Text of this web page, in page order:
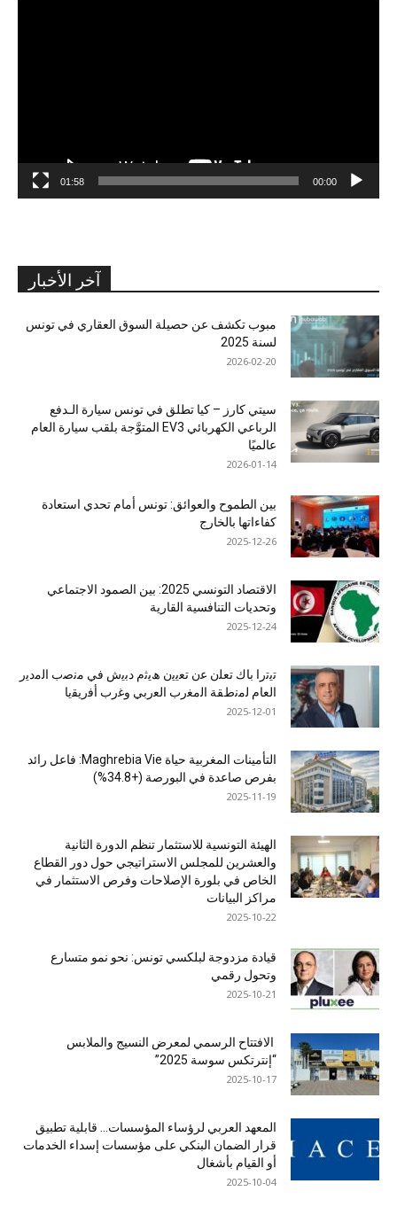
00:00
01:58
آخر الأخبار
مبوب تكشف عن حصيلة السوق العقاري في تونس
لسنة 2025
2026-02-20
سيتي كارز – كيا تطلق في تونس سيارة الـدفع
الرباعي الكهربائي EV3 المتوَّجة بلقب سيارة العام
عالميًا
2026-01-14
بين الطموح والعوائق: تونس أمام تحدي استعادة
كفاءاتها بالخارج
2025-12-26
الاقتصاد التونسي 2025: بين الصمود الاجتماعي
وتحديات التنافسية القارية
2025-12-24
ﺗﯾﺗرا ﺑﺎك ﺗﻌﻠن ﻋن ﺗﻌﯾﯾن ھﯾﺛم دﺑﯾش ﻓﻲ ﻣﻧﺻب اﻟﻣدﯾر
اﻟﻌﺎم ﻟﻣﻧطﻘﺔ اﻟﻣﻐرب اﻟﻌرﺑﻲ وﻏرب أﻓرﯾﻘﯾﺎ
2025-12-01
التأمينات المغربية حياة Maghrebia Vie: فاعل رائد
بفرص صاعدة في البورصة (+34.8%)
2025-11-19
الهيئة التونسية للاستثمار تنظم الدورة الثانية
والعشرين للمجلس الاستراتيجي حول دور القطاع
الخاص في بلورة الإصلاحات وفرص الاستثمار في
مراكز البيانات
2025-10-22
قيادة مزدوجة لبلكسي تونس: نحو نمو متسارع
وتحول رقمي
2025-10-21
الافتتاح الرسمي لمعرض النسيج والملابس
“إنترتكس سوسة 2025”
2025-10-17
المعهد العربي لرؤساء المؤسسات… قابلية تطبيق
قرار الضمان البنكي على مؤسسات إسداء الخدمات
أو القيام بأشغال
2025-10-04